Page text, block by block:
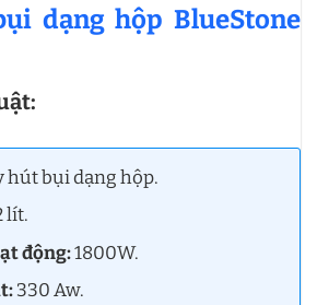
dạng hộp BlueStone
hút bụi dạng hộp.
lít.
động:1800W.
330 Aw.